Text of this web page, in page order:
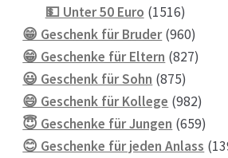
Produkte
💵 Unter 50 Euro 15161516
Produkte
😁 Geschenk für Bruder 960960
😁 Geschenke für Eltern 827827
😃 Geschenk für Sohn 875875
Produkte
😄 Geschenk für Kollege 982982
😇 Geschenke für Jungen 659659
😊 Geschenke für jeden Anlass